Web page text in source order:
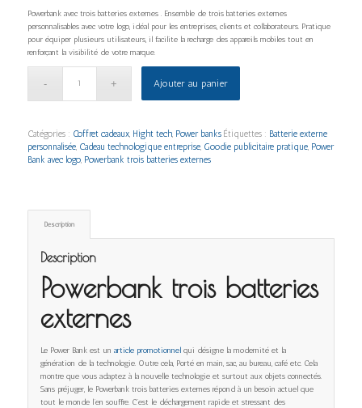
Powerbank avec trois batteries externes . Ensemble de trois batteries externes
personnalisables avec votre logo, idéal pour les entreprises, clients et collaborateurs. Pratique
pour équiper plusieurs utilisateurs, il facilite la recharge des appareils mobiles tout en
renforçant la visibilité de votre marque.
Ajouter au panier
Catégories : Coffret cadeaux, Hight tech, Power banks Étiquettes : Batterie externe
personnalisée, Cadeau technologique entreprise, Goodie publicitaire pratique, Power
Bank avec logo, Powerbank trois batteries externes
Description
Description
Powerbank trois batteries
externes
Le Power Bank est un article promotionnelqui désigne la modernité et la
génération de la technologie. Outre cela, Porté en main, sac, au bureau, café etc. Cela
montre que vous adaptez à la nouvelle technologie et surtout aux objets connectés.
Sans préjuger, le Powerbank trois batteries externes répond à un besoin actuel que
tout le monde l’en souffre. C’est le déchargement rapide et stressant des